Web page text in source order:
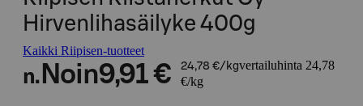
Hirvenlihasäilyke 400g
Kaikki Riipisen-tuotteet
n. Noin9,91 € 24,78 €/kgvertailuhinta 24,78
€/kg